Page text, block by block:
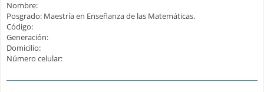
Nombre:
Posgrado: Maestría en Enseñanza de las Matemáticas.
Código:
Generación:
Domicilio:
Número celular: